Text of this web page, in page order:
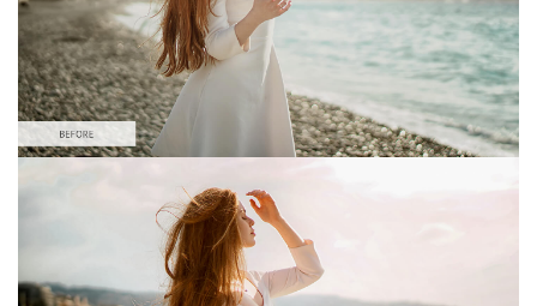
โปรดเลือก
#1 Light and Airy Lightroom Preset
(30 Lr Presets)